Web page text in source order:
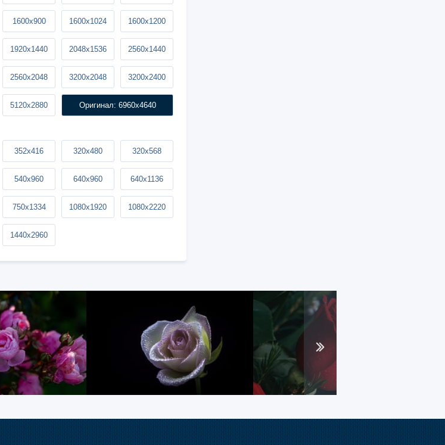
1600x900 1600x1024 1600x1200
1920x1440 2048x1536 2560x1440
2560x2048 3200x2048 3200x2400
5120x2880 Оригинал: 6960x4640
352x416 320x480 320x568
540x960 640x960 640x1136
750x1334 1080x1920 1080x2220
1440x2960